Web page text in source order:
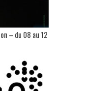
– du 08 au 12